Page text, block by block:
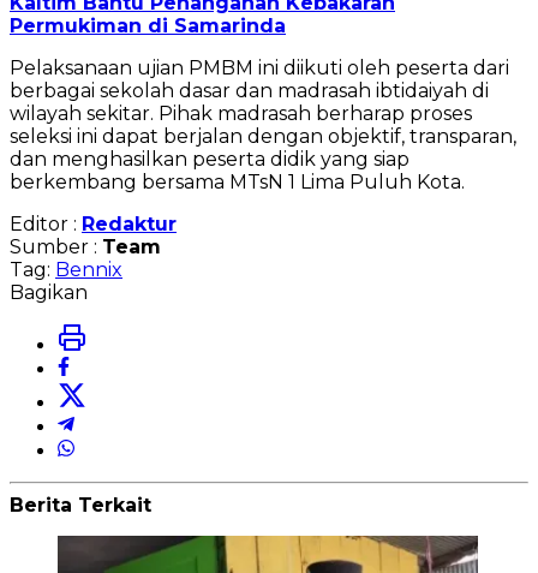
Permukiman di Samarinda
Pelaksanaan ujian PMBM ini diikuti oleh peserta dari
berbagai sekolah dasar dan madrasah ibtidaiyah di
wilayah sekitar. Pihak madrasah berharap proses
seleksi ini dapat berjalan dengan objektif, transparan,
dan menghasilkan peserta didik yang siap
berkembang bersama MTsN 1 Lima Puluh Kota.
Editor : Redaktur
Sumber : Team
Tag: Bennix
Bagikan
Berita Terkait